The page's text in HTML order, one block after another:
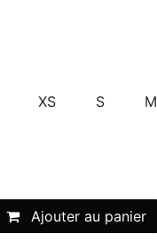
XS S M
Ajouter au panier